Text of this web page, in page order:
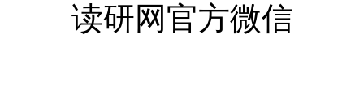
读研网官方微信